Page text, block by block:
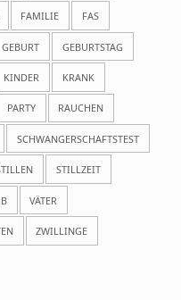
FAMILIE FAS
GEBURT GEBURTSTAG
KINDER KRANK
PARTY RAUCHEN
SCHWANGERSCHAFTSTEST
STILLZEIT
VÄTER
ZWILLINGE